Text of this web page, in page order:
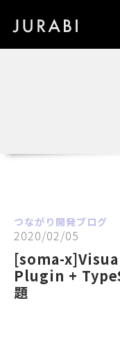
つながり開発ブログ
2020/02/05
[soma-
Plugin +
題